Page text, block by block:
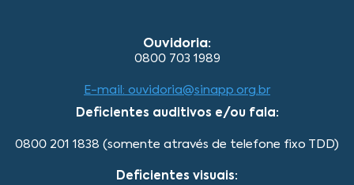
Ouvidoria:
0800 703 1989
E-mail: ouvidoria@sinapp.org.br
Deficientes auditivos e/ou fala:
0800 201 1838 (somente através de telefone fixo TDD)
Deficientes visuais: